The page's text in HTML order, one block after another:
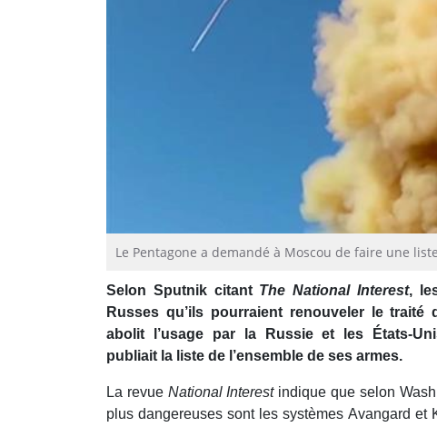
Le Pentagone a demandé à Moscou de faire une
Selon Sputnik citant The National Interest,
Russes qu’ils pourraient renouveler le traité
abolit l’usage par la Russie et les États-
publiait la liste de l’ensemble de ses armes.
La revue National Interestindique que selon
plus dangereuses sont les systèmes Avangard et